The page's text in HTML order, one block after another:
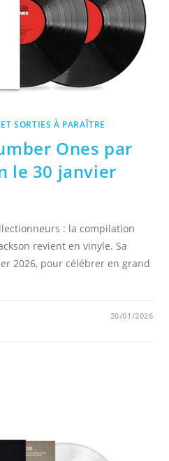
SORTIES À PARAÎTRE
Ones par
le 30 janvier
: la compilation
revient en vinyle. Sa
2026, pour célébrer en grand
20/01/2026